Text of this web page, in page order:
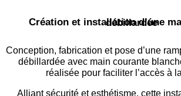
Création et installation d’une main courante débillardée
Conception, fabrication et pose d’une
débillardée avec main courante
réalisée pour faciliter l’accès à
Alliant sécurité et esthétisme, cette